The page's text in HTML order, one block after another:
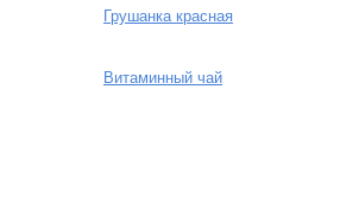
Грушанка красная
Витаминный чай